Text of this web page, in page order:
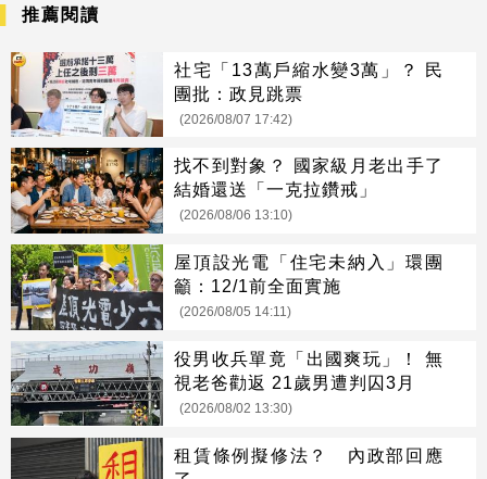
推薦閱讀
社宅「13萬戶縮水變3萬」？ 民
團批：政見跳票
(2026/08/07 17:42)
找不到對象？ 國家級月老出手了
結婚還送「一克拉鑽戒」
(2026/08/06 13:10)
屋頂設光電「住宅未納入」環團
籲：12/1前全面實施
(2026/08/05 14:11)
役男收兵單竟「出國爽玩」！ 無
視老爸勸返 21歲男遭判囚3月
(2026/08/02 13:30)
租賃條例擬修法？ 內政部回應